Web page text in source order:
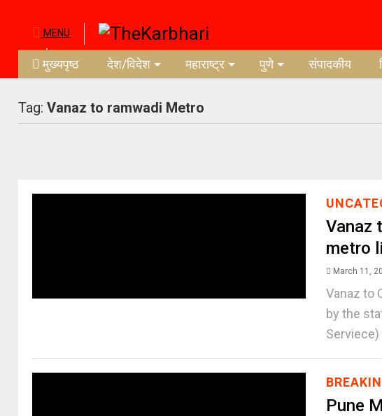
MENU
मुख्यपृष्ठ देश/विदेश महाराष्ट्र पुणे संपादकीय
Tag:Vanaz to ramwadi Metro
Vanaz
metro
March 11,
Vanaz to
by the
Serviece)
Pune